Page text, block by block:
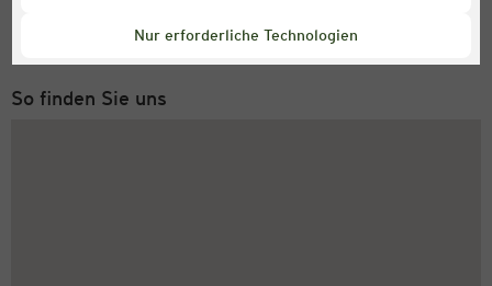
Nur erforderliche Technologien
Montag bis Freitag 8-18 Uhr
So finden Sie uns